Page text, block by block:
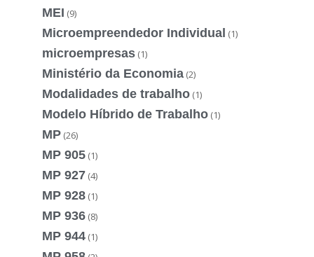
MEI (9)
Microempreendedor Individual (1)
microempresas (1)
Ministério da Economia (2)
Modalidades de trabalho (1)
Modelo Híbrido de Trabalho (1)
MP (26)
MP 905 (1)
MP 927 (4)
MP 928 (1)
MP 936 (8)
MP 944 (1)